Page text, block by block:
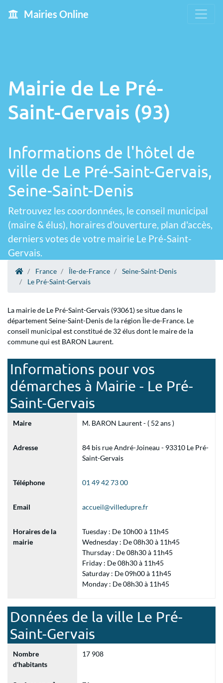
Mairies Online
Mairie de Le Pré-
Saint-Gervais (93)
Informations de l'hôtel de
ville de Le Pré-Saint-Gervais,
Seine-Saint-Denis
Retrouvez les coordonnées, le conseil municipal
(maire & élus), horaires d'ouverture, plan d'accès,
derniers votes de votre mairie Le Pré-Saint-
Gervais.
France Île-de-France
Seine-Saint-Denis
Le Pré-Saint-Gervais
La mairie de Le Pré-Saint-Gervais (93061) se situe dans le
département Seine-Saint-Denis de la région Île-de-France. Le
conseil municipal est constitué de 32 élus dont le maire de la
commune qui est BARON Laurent.
Informations pour vos
démarches à Mairie - Le Pré-
Saint-Gervais
Maire M. BARON Laurent - ( 52 ans )
Adresse
84 bis rue André-Joineau - 93310 Le Pré-
Saint-Gervais
Téléphone 01 49 42 73 00
Email accueil@villedupre.fr
Horaires de la
mairie
Tuesday : De 10h00 à 11h45
Wednesday : De 08h30 à 11h45
Thursday : De 08h30 à 11h45
Friday : De 08h30 à 11h45
Saturday : De 09h00 à 11h45
Monday : De 08h30 à 11h45
Données de la ville Le Pré-
Saint-Gervais
Nombre
d'habitants
17 908